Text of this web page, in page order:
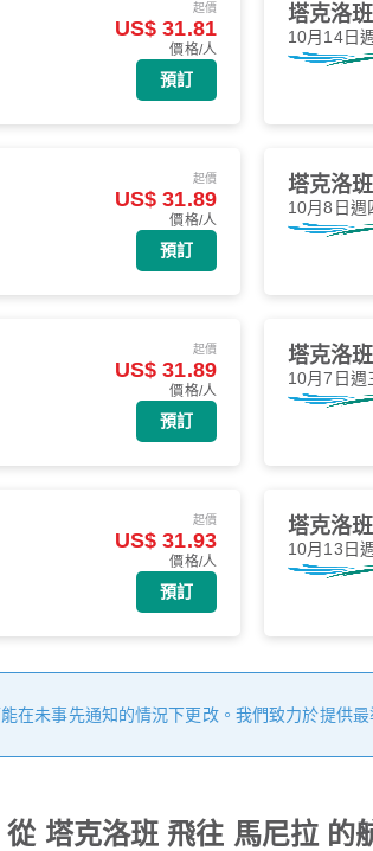
起價
US$ 31.81
價格/人
預訂
塔克洛
10月14日
起價
US$ 31.89
價格/人
預訂
塔克洛
10月8日週
起價
US$ 31.89
價格/人
預訂
塔克洛
10月7日週
起價
US$ 31.93
價格/人
預訂
塔克洛
10月13日
在未事先通知的情況下更改。我們致力於提供最
塔克洛班 飛往 馬尼拉 的